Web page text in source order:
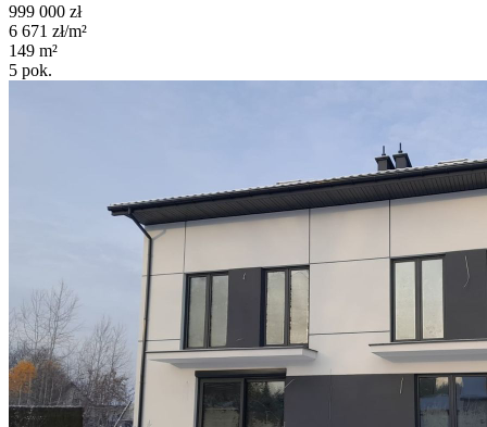
999 000 zł
6 671 zł/m²
149 m²
5 pok.